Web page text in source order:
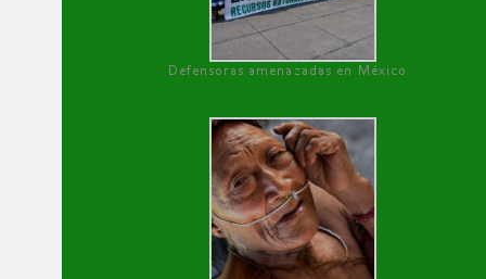
Defensoras amenazadas en México